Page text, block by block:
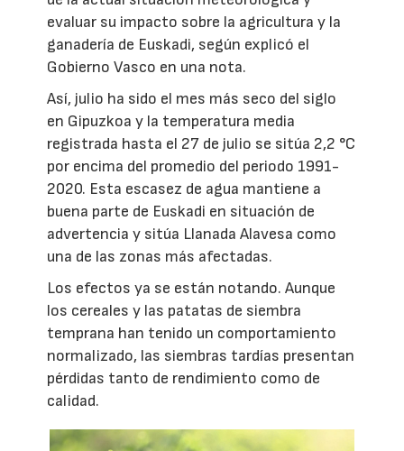
evaluar su impacto sobre la agricultura y la
ganadería de Euskadi, según explicó el
Gobierno Vasco en una nota.
Así, julio ha sido el mes más seco del siglo
en Gipuzkoa y la temperatura media
registrada hasta el 27 de julio se sitúa 2,2 °C
por encima del promedio del periodo 1991-
2020. Esta escasez de agua mantiene a
buena parte de Euskadi en situación de
advertencia y sitúa Llanada Alavesa como
una de las zonas más afectadas.
Los efectos ya se están notando. Aunque
los cereales y las patatas de siembra
temprana han tenido un comportamiento
normalizado, las siembras tardías presentan
pérdidas tanto de rendimiento como de
calidad.